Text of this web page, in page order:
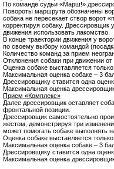
По команде судьи «Марш!»
Повороты маршрута обозначены
собака не пересекает створ ворот
корректируя собаку.
движения использовать лакомство.
В конце траектории движения у
по своему выбору командой
Количество команд за прием
Отклонения собаки при движении
Оценка собаке выставляется
Максимальная оценка собаке – 3
Дрессировщику ставится одна
Максимальная оценка
Прием «Комплекс»
Далее дрессировщик оставляет
фронтальной позиции.
Дрессировщик самостоятельно
жестом, демонстрируя три
может помогать собаке выполнять
Оценка собаке выставляется
Максимальная оценка собаке – 3
Дрессировщику ставится одна
Максимальная оценка